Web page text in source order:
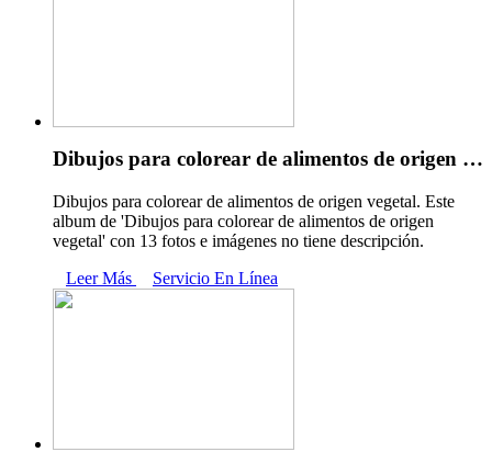
Dibujos para colorear de alimentos de origen …
Dibujos para colorear de alimentos de origen vegetal. Este
album de 'Dibujos para colorear de alimentos de origen
vegetal' con 13 fotos e imágenes no tiene descripción.
Leer Más
Servicio En Línea